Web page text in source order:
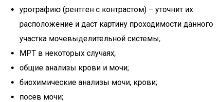
урографию (рентген с контрастом) – уточнит их
расположение и даст картину проходимости данного
участка мочевыделительной системы;
МРТ в некоторых случаях;
общие анализы крови и мочи;
биохимические анализы мочи, крови;
посев мочи;